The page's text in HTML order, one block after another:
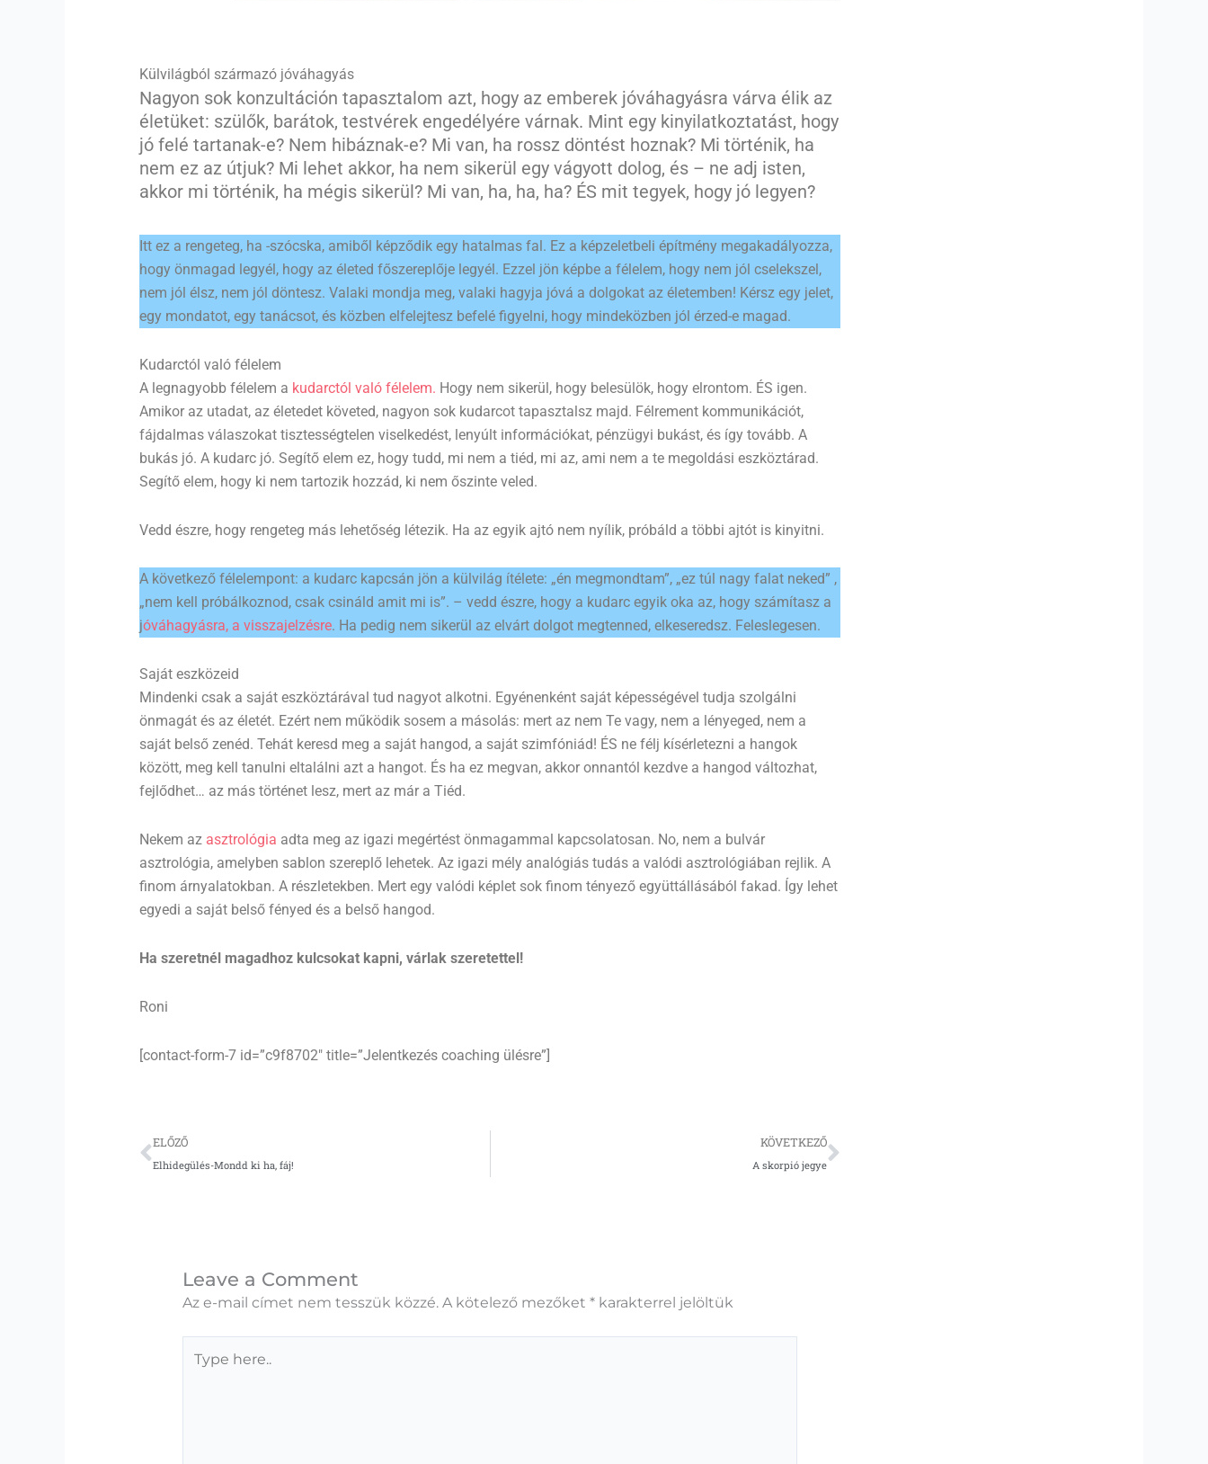
Külvilágból származó jóváhagyás
Nagyon sok konzultáción tapasztalom azt, hogy az emberek jóváhagyásra várva élik az
életüket: szülők, barátok, testvérek engedélyére várnak. Mint egy kinyilatkoztatást, hogy
jó felé tartanak-e? Nem hibáznak-e? Mi van, ha rossz döntést hoznak? Mi történik, ha
nem ez az útjuk? Mi lehet akkor, ha nem sikerül egy vágyott dolog, és – ne adj isten,
akkor mi történik, ha mégis sikerül? Mi van, ha, ha, ha? ÉS mit tegyek, hogy jó legyen?
Itt ez a rengeteg, ha -szócska, amiből képződik egy hatalmas fal. Ez a képzeletbeli építmény megakadályozza,
hogy önmagad legyél, hogy az életed főszereplője legyél. Ezzel jön képbe a félelem, hogy nem jól cselekszel,
nem jól élsz, nem jól döntesz. Valaki mondja meg, valaki hagyja jóvá a dolgokat az életemben! Kérsz egy jelet,
egy mondatot, egy tanácsot, és közben elfelejtesz befelé figyelni, hogy mindeközben jól érzed-e magad.
Kudarctól való félelem
A legnagyobb félelem a kudarctól való félelem. Hogy nem sikerül, hogy belesülök, hogy elrontom. ÉS igen.
Amikor az utadat, az életedet követed, nagyon sok kudarcot tapasztalsz majd. Félrement kommunikációt,
fájdalmas válaszokat tisztességtelen viselkedést, lenyúlt információkat, pénzügyi bukást, és így tovább. A
bukás jó. A kudarc jó. Segítő elem ez, hogy tudd, mi nem a tiéd, mi az, ami nem a te megoldási eszköztárad.
Segítő elem, hogy ki nem tartozik hozzád, ki nem őszinte veled.
Vedd észre, hogy rengeteg más lehetőség létezik. Ha az egyik ajtó nem nyílik, próbáld a többi ajtót is kinyitni.
A következő félelempont: a kudarc kapcsán jön a külvilág ítélete: „én megmondtam”, „ez túl nagy falat neked” ,
„nem kell próbálkoznod, csak csináld amit mi is”. – vedd észre, hogy a kudarc egyik oka az, hogy számítasz a
jóváhagyásra, a visszajelzésre. Ha pedig nem sikerül az elvárt dolgot megtenned, elkeseredsz. Feleslegesen.
Saját eszközeid
Mindenki csak a saját eszköztárával tud nagyot alkotni. Egyénenként saját képességével tudja szolgálni
önmagát és az életét. Ezért nem működik sosem a másolás: mert az nem Te vagy, nem a lényeged, nem a
saját belső zenéd. Tehát keresd meg a saját hangod, a saját szimfóniád! ÉS ne félj kísérletezni a hangok
között, meg kell tanulni eltalálni azt a hangot. És ha ez megvan, akkor onnantól kezdve a hangod változhat,
fejlődhet… az más történet lesz, mert az már a Tiéd.
Nekem az asztrológia adta meg az igazi megértést önmagammal kapcsolatosan. No, nem a bulvár
asztrológia, amelyben sablon szereplő lehetek. Az igazi mély analógiás tudás a valódi asztrológiában rejlik. A
finom árnyalatokban. A részletekben. Mert egy valódi képlet sok finom tényező együttállásából fakad. Így lehet
egyedi a saját belső fényed és a belső hangod.
Ha szeretnél magadhoz kulcsokat kapni, várlak szeretettel!
Roni
[contact-form-7 id=”c9f8702″ title=”Jelentkezés coaching ülésre”]
Előző
ELŐZŐ
Elhidegülés-Mondd ki ha, fáj!
KÖVETKEZŐ
A skorpió jegye
Következő
Leave a Comment
Az e-mail címet nem tesszük közzé. A kötelező mezőket * karakterrel jelöltük
here..